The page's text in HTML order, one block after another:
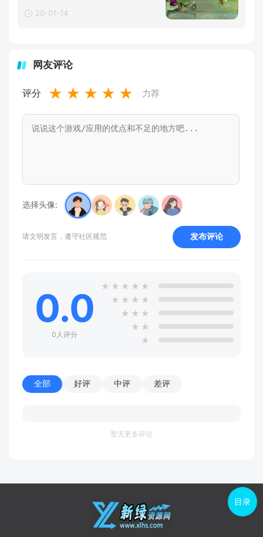
20-01-14
网友评论
评分 ★ ★ ★ ★ ★ 力荐
选择头像:
请文明发言，遵守社区规范 发布评论
0.0
0人评分
★ ★ ★ ★ ★
★ ★ ★ ★
★ ★ ★
★ ★
★
全部 好评 中评 差评
暂无更多评论
目录